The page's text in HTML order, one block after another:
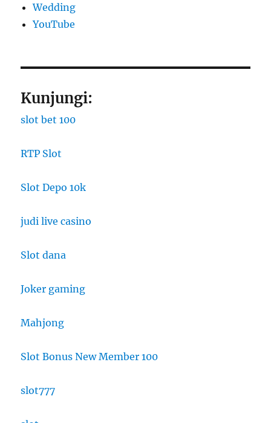
Wedding
YouTube
Kunjungi:
slot bet 100
RTP Slot
Slot Depo 10k
judi live casino
Slot dana
Joker gaming
Mahjong
Slot Bonus New Member 100
slot777